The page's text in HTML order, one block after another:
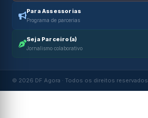
Para Assessorias
Programa de parcerias
Seja Parceiro(a)
Jornalismo colaborativo
© 2026 DF Agora · Todos os direitos reservados